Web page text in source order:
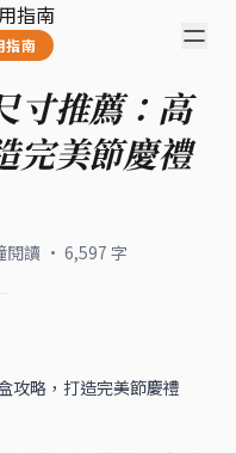
指南
指南
寸推薦：高
完美節慶禮
閱讀 · 6,597 字
攻略，打造完美節慶禮